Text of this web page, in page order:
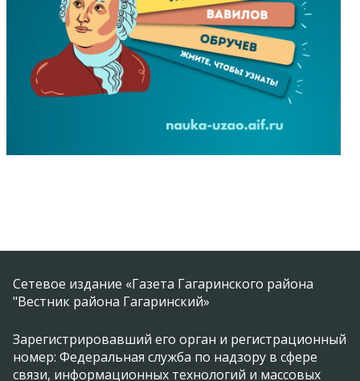
Сетевое издание «Газета Гагаринского района
"Вестник района Гагаринский»
Зарегистрировавший его орган и регистрационный
номер: Федеральная служба по надзору в сфере
связи, информационных технологий и массовых